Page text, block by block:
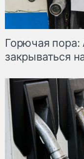
Горючая
закрываться